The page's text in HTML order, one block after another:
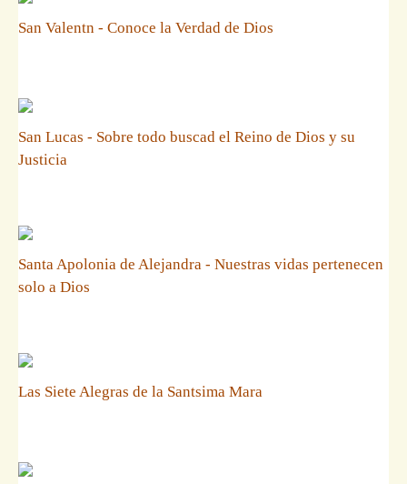
San Valentn - Conoce la Verdad de Dios
San Lucas - Sobre todo buscad el Reino de Dios y su
Justicia
Santa Apolonia de Alejandra - Nuestras vidas pertenecen
solo a Dios
Las Siete Alegras de la Santsima Mara